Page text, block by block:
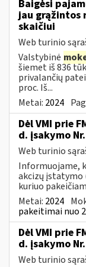
Baigėsi
jau grąžintos
skaičiui
Web turinio
Valstybinė
šiemet iš 836
privalančių
proc. Iš...
Metai: 2024
Dėl VMI prie
d. įsakymo
Web turinio
Informuojame,
akcizų įstatymo
kuriuo
Metai: 2024
pakeitimai nuo
Dėl VMI prie
d. įsakymo
Web turinio